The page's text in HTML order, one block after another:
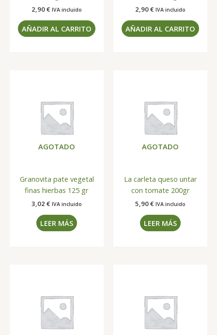
2,90€ IVA incluido
AÑADIR AL CARRITO
2,90€ IVA incluido
AÑADIR AL CARRITO
AGOTADO
Granovita pate vegetal
finas hierbas 125 gr
3,02 € IVA incluido
LEER MÁS
AGOTADO
La carleta queso untar
con tomate 200gr
5,90€ IVA incluido
LEER MÁS